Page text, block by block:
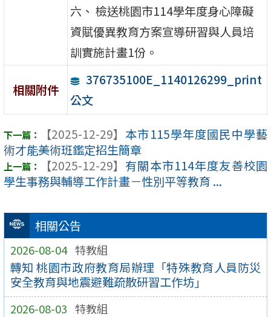
相關公告
2026-08-04 特教組
轉知 桃園市政府教育局辦理「特殊教育人員防災
安全教育與地震避難疏散研習工作坊」
2026-08-03 特教組
六、 檢送桃園市114學年度身心障礙
資賦優異教育方案宣導研習與人員培
訓實施計畫1份。
相關附件
376735100E_1140126299_print
公文
【2025-12-29】 本市115學年度國民中學藝
術才能美術班鑑定招生簡章
【2025-12-29】 有關本市114年度友善校園
學生事務與輔導工作計畫－性別平等教育 ...